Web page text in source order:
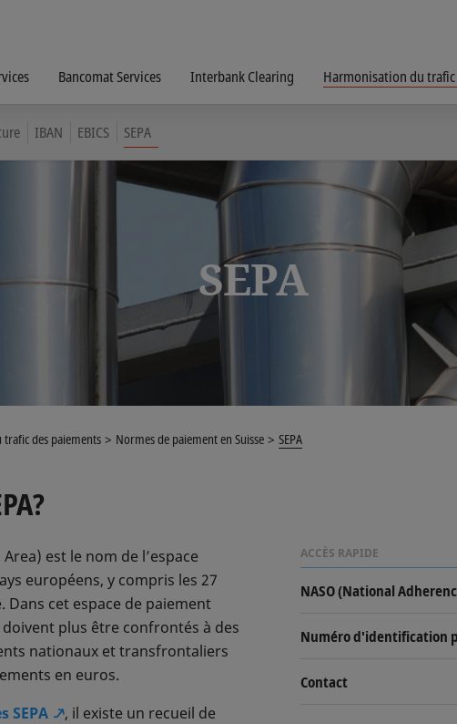
Bancomat Services Interbank Clearing Harmonisation du
IBAN EBICS SEPA
SEPA
des paiements Normes de paiement en Suisse SEPA
est le nom de l’espace
européens, y compris les 27
Dans cet espace de paiement
plus être confrontés à des
nationaux et transfrontaliers
en euros.
SEPA
, il existe un recueil de
ACCÈS RAPIDE
NASO (National
Numéro d'identification
Contact